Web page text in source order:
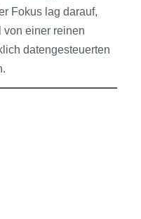
Fokus lag darauf,
von einer reinen
datengesteuerten